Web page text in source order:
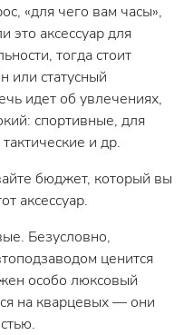
«для чего вам часы»,
это аксессуар для
тогда стоит
или статусный
идет об увлечениях,
спортивные, для
и др.
бюджет, который вы
аксессуар.
Безусловно,
ценится
особо люксовый
на кварцевых — они